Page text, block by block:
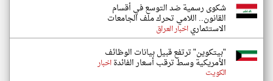
شكوى رسمية ضد التوسع في أقسام
القانون.. اللامي تحرك ملف الجامعات
الاستثمارياخبار العراق
"بيتكوين" ترتفع قبيل بيانات الوظائف
الأمريكية وسط ترقب أسعار الفائدةاخبار
الكويت